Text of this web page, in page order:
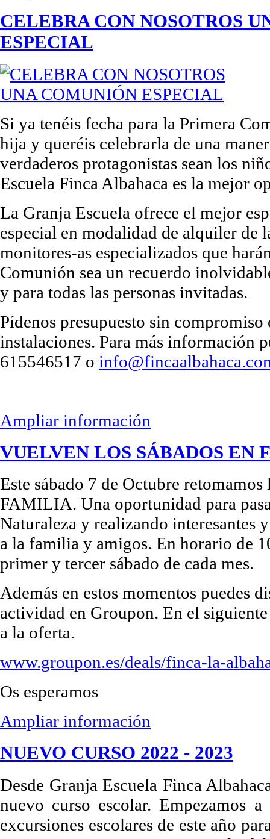
CELEBRA CON NOSOTROS
ESPECIAL
Si ya tenéis fecha para la Primera
hija y queréis celebrarla de una
verdaderos protagonistas sean los
Escuela Finca Albahaca es la mejor
La Granja Escuela ofrece el mejor
especial en modalidad de alquiler de
monitores-as especializados que
Comunión sea un recuerdo
y para todas las personas invitadas.
Pídenos presupuesto sin
instalaciones. Para más información
615546517 o
Ampliar información
VUELVEN LOS SÁBADOS EN
Este sábado 7 de Octubre
FAMILIA. Una oportunidad para
Naturaleza y realizando interesantes
a la familia y amigos. En horario de
primer y tercer sábado de cada mes.
Además en estos momentos puedes
actividad en Groupon. En el siguiente
a la oferta.
www.groupon.es/deals/finca-la-
Os esperamos
Ampliar información
NUEVO CURSO 2022 - 2023
Desde Granja Escuela Finca
nuevo curso escolar. Empezamos
excursiones escolares de este año